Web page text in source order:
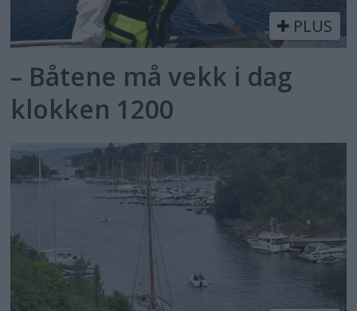
PLUS
– Båtene må vekk i dag
klokken 1200